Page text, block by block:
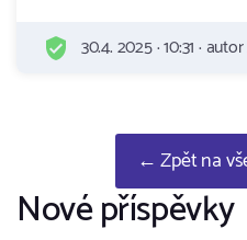
30.4. 2025 · 10:31 · autor
← Zpět na
Nové příspěvky